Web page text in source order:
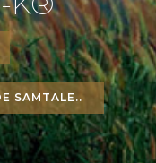
SAMTALE..